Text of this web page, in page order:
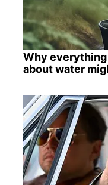
Why
about water